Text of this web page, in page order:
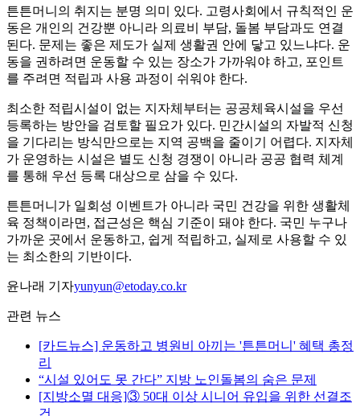
튼튼머니의 취지는 분명 의미 있다. 고령사회에서 규칙적인 운
동은 개인의 건강뿐 아니라 의료비 부담, 돌봄 부담과도 연결
된다. 문제는 좋은 제도가 실제 생활권 안에 닿고 있느냐다. 운
동을 권하려면 운동할 수 있는 장소가 가까워야 하고, 포인트
를 주려면 적립과 사용 과정이 쉬워야 한다.
최소한 적립시설이 없는 지자체부터는 공공체육시설을 우선
등록하는 방안을 검토할 필요가 있다. 민간시설의 자발적 신청
을 기다리는 방식만으로는 지역 공백을 줄이기 어렵다. 지자체
가 운영하는 시설은 별도 신청 경쟁이 아니라 공공 협력 체계
를 통해 우선 등록 대상으로 삼을 수 있다.
튼튼머니가 일회성 이벤트가 아니라 국민 건강을 위한 생활체
육 정책이라면, 접근성은 핵심 기준이 돼야 한다. 국민 누구나
가까운 곳에서 운동하고, 쉽게 적립하고, 실제로 사용할 수 있
는 최소한의 기반이다.
윤나래 기자yunyun@etoday.co.kr
관련 뉴스
[카드뉴스] 운동하고 병원비 아끼는 '튼튼머니' 혜택 총정
리
“시설 있어도 못 간다” 지방 노인돌봄의 숨은 문제
[지방소멸 대응]③ 50대 이상 시니어 유입을 위한 선결조